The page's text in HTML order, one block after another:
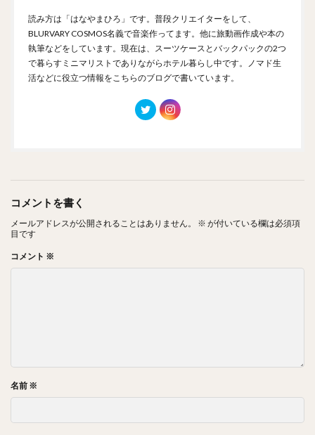
読み方は「はなやまひろ」です。普段クリエイターをして、
BLURVARY COSMOS名義で音楽作ってます。他に旅動画作成や本の
執筆などをしています。現在は、スーツケースとバックパックの2つ
で暮らすミニマリストでありながらホテル暮らし中です。ノマド生
活などに役立つ情報をこちらのブログで書いています。
コメントを書く
メールアドレスが公開されることはありません。 ※ が付いている欄は必須項
目です
コメント ※
名前 ※